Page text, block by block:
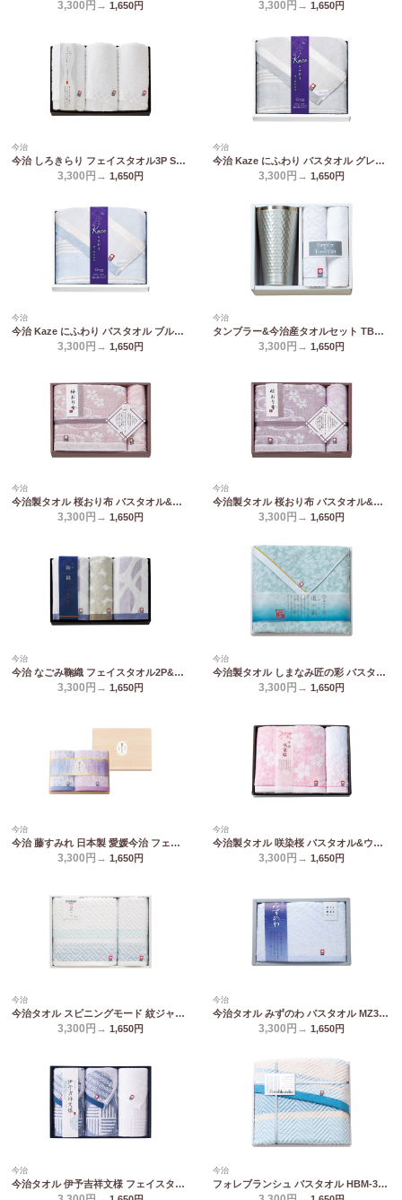
3,300円→ 1,650円 3,300円→ 1,650円
今治
今治 しろきらり フェイスタオル3P S-51300
3,300円→ 1,650円
今治
今治 Kaze にふわり バスタオル グレー KCN20300-GY/BL
3,300円→ 1,650円
今治
今治 Kaze にふわり バスタオル ブルー KCN20300-GY/BL
3,300円→ 1,650円
今治
タンブラー&今治産タオルセット TBR-033
3,300円→ 1,650円
今治
今治製タオル 桜おり布 バスタオル&ウォッシュタオル ピンク IS9630 PI/PU
3,300円→ 1,650円
今治
今治製タオル 桜おり布 バスタオル&ウォッシュタオル パープル IS9630 PI/PU
3,300円→ 1,650円
今治
今治 なごみ鞠織 フェイスタオル2P&ウォッシュタオル N-20300
3,300円→ 1,650円
今治
今治製タオル しまなみ匠の彩 バスタオル IMM-034
3,300円→ 1,650円
今治
今治 藤すみれ 日本製 愛媛今治 フェイスタオル&ハンドタオル(木箱入) 66630
3,300円→ 1,650円
今治
今治製タオル 咲染桜 バスタオル&ウォッシュタオル SZ-3001
3,300円→ 1,650円
今治
今治タオル スピニングモード 紋ジャガードコンパクトバスタオル&ウォッシュタオル SPT03249M
3,300円→ 1,650円
今治
今治タオル みずのわ バスタオル MZ30300
3,300円→ 1,650円
今治
今治タオル 伊予吉祥文様 フェイスタオル3P IM3045
今治
フォレブランシュ バスタオル HBM-3009